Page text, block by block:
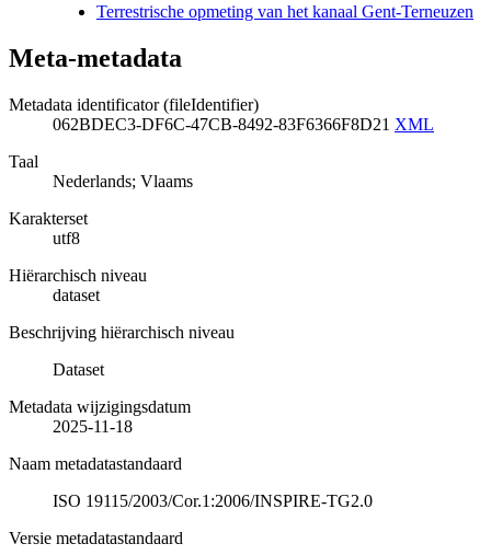
Terrestrische opmeting van het kanaal Gent-Terneuzen
Meta-metadata
Metadata identificator (fileIdentifier)
062BDEC3-DF6C-47CB-8492-83F6366F8D21 XML
Taal
Nederlands; Vlaams
Karakterset
utf8
Hiërarchisch niveau
dataset
Beschrijving hiërarchisch niveau
Dataset
Metadata wijzigingsdatum
2025-11-18
Naam metadatastandaard
ISO 19115/2003/Cor.1:2006/INSPIRE-TG2.0
Versie metadatastandaard